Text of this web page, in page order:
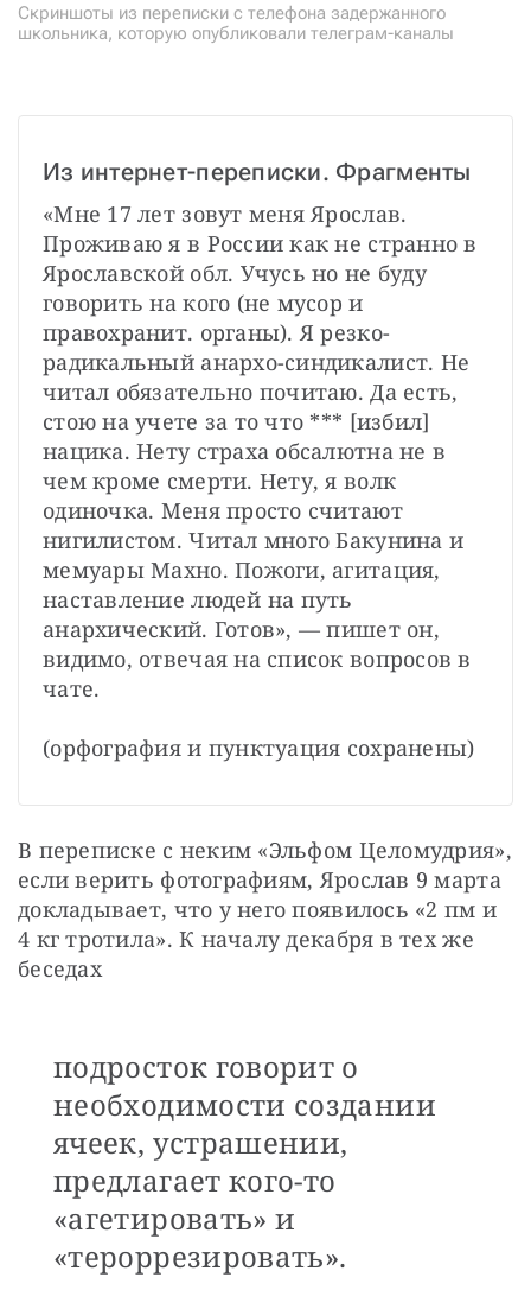
Скриншоты из переписки с телефона задержанного
школьника, которую опубликовали телеграм-каналы
Из интернет-переписки. Фрагменты
«Мне 17 лет зовут меня Ярослав.
Проживаю я в России как не странно в
Ярославской обл. Учусь но не буду
говорить на кого (не мусор и
правохранит. органы). Я резко-
радикальный анархо-синдикалист. Не
читал обязательно почитаю. Да есть,
стою на учете за то что *** [избил]
нацика. Нету страха обсалютна не в
чем кроме смерти. Нету, я волк
одиночка. Меня просто считают
нигилистом. Читал много Бакунина и
мемуары Махно. Пожоги, агитация,
наставление людей на путь
анархический. Готов», — пишет он,
видимо, отвечая на список вопросов в
чате.
(орфография и пунктуация сохранены)
В переписке с неким «Эльфом Целомудрия»,
если верить фотографиям, Ярослав 9 марта
докладывает, что у него появилось «2 пм и
4 кг тротила». К началу декабря в тех же
беседах
подросток говорит о
необходимости создании
ячеек, устрашении,
предлагает кого-то
«агетировать» и
«тероррезировать».